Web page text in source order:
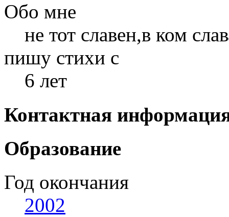
Обо мне
не тот славен,в ком
пишу стихи с
6 лет
Контактная
Образование
Год окончания
2002